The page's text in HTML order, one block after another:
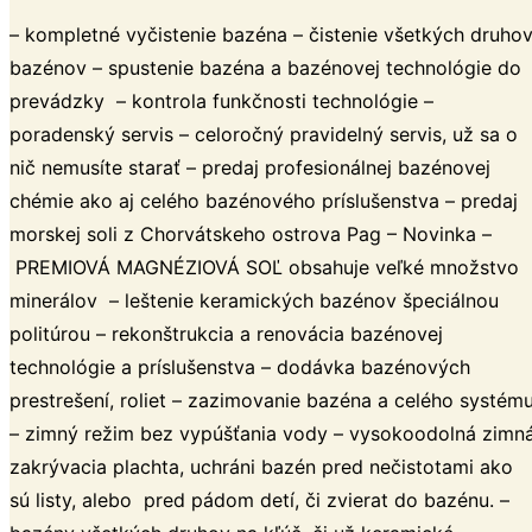
– kompletné vyčistenie bazéna – čistenie všetkých druhov
bazénov – spustenie bazéna a bazénovej technológie do
prevádzky – kontrola funkčnosti technológie –
poradenský servis – celoročný pravidelný servis, už sa o
nič nemusíte starať – predaj profesionálnej bazénovej
chémie ako aj celého bazénového príslušenstva – predaj
morskej soli z Chorvátskeho ostrova Pag – Novinka –
PREMIOVÁ MAGNÉZIOVÁ SOĽ obsahuje veľké množstvo
minerálov – leštenie keramických bazénov špeciálnou
politúrou – rekonštrukcia a renovácia bazénovej
technológie a príslušenstva – dodávka bazénových
prestrešení, roliet – zazimovanie bazéna a celého systému
– zimný režim bez vypúšťania vody – vysokoodolná
zakrývacia plachta, uchráni bazén pred nečistotami ako
sú listy, alebo pred pádom detí, či zvierat do bazénu. –